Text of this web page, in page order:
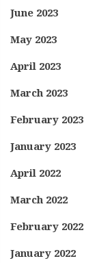
June 2023
May 2023
April 2023
March 2023
February 2023
January 2023
April 2022
March 2022
February 2022
January 2022